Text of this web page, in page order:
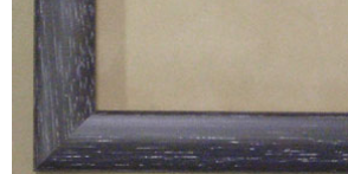
マット付額縁フレーム-おしゃれな空間に-
オプション品
仕様変更
マット・インナー